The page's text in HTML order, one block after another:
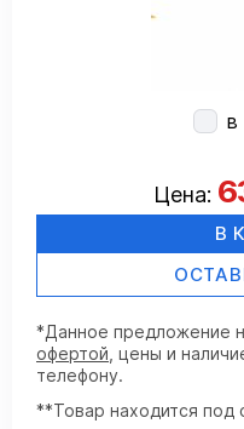
в
Цена:
В
*Данное предложение
офертой , цены и
телефону.
**Товар находится под